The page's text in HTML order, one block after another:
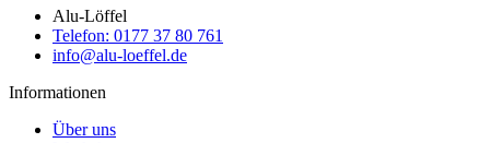
Alu-Löffel
Telefon: 0177 37 80 761
info@alu-loeffel.de
Informationen
Über uns